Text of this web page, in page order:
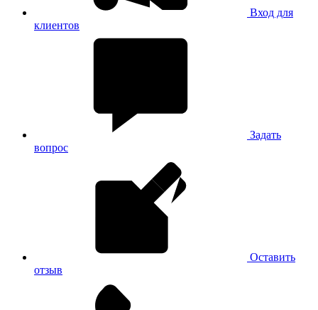
Вход для
клиентов
Задать
вопрос
Оставить
отзыв